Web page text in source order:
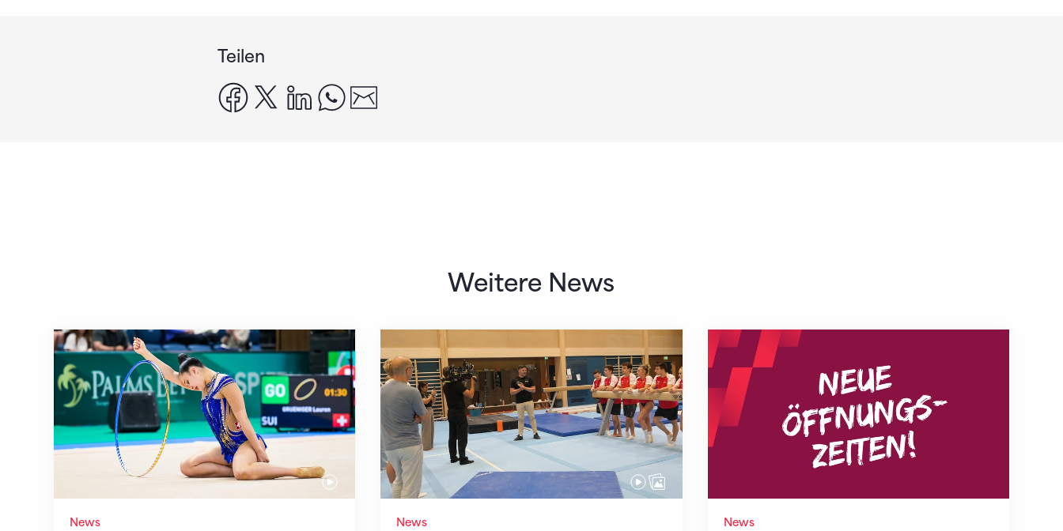
Teilen
facebook
x linkedinwhatsapp
Weitere News
News
Nächster Halt: Weltmeisterschaft
News
Mit klaren Zielen nach Zagreb
News
Neue Empfangszeiten ab 1. August 2026